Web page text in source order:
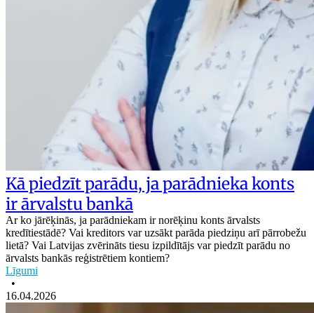
Kā piedzīt parādu, ja parādnieka konts
ir ārvalstu bankā
Ar ko jārēķinās, ja parādniekam ir norēķinu konts ārvalsts
kredītiestādē? Vai kreditors var uzsākt parāda piedziņu arī pārrobežu
lietā? Vai Latvijas zvērināts tiesu izpildītājs var piedzīt parādu no
ārvalsts bankās reģistrētiem kontiem?
Līgumi
•
16.04.2026